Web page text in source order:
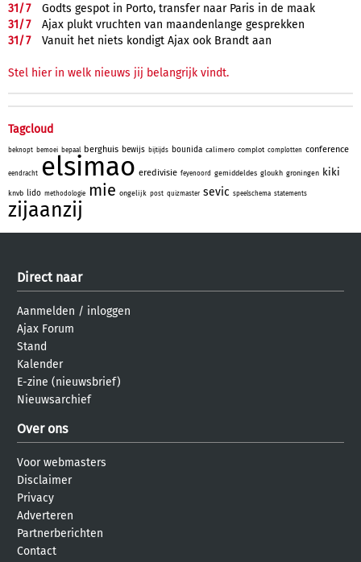
31/7
Godts gespot in Porto, transfer naar Paris in de maak
31/7
Ajax plukt vruchten van maandenlange gesprekken
31/7 Vanuit het niets kondigt Ajax ook Brandt aan
Stel hier in welk nieuws jij belangrijk vindt.
Tagcloud
beknopt bemoei bepaal berghuis bewijs bijtijds bounida calimero complot complotten conference
eendracht elsimao eredivisie feyenoord gemiddeldes gloukh groningen kiki
knvb lido methodologie mie ongelijk post quizmaster sevic speelschema statements
zijaanzij
Direct naar
Aanmelden / inloggen
Ajax Forum
Stand
Kalender
E-zine (nieuwsbrief)
Nieuwsarchief
Over ons
Voor webmasters
Disclaimer
Privacy
Adverteren
Partnerberichten
Contact